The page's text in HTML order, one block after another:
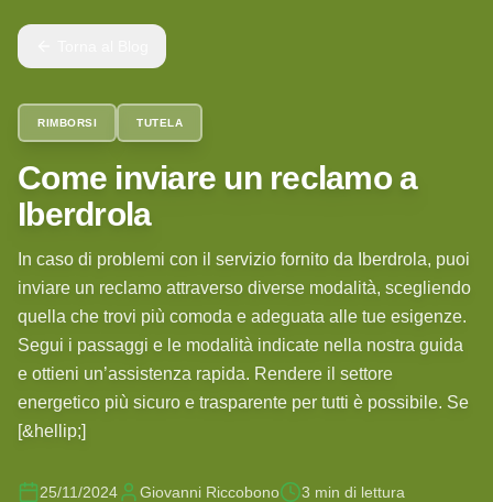
RIMBORSI TUTELA
Come inviare un reclamo a
Iberdrola
In caso di problemi con il servizio fornito da Iberdrola, puoi
inviare un reclamo attraverso diverse modalità, scegliendo
quella che trovi più comoda e adeguata alle tue esigenze.
Segui i passaggi e le modalità indicate nella nostra guida
e ottieni un’assistenza rapida. Rendere il settore
energetico più sicuro e trasparente per tutti è possibile. Se
[&hellip;]
25/11/2024 Giovanni Riccobono 3 min di lettura